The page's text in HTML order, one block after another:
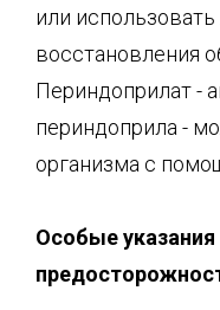
или
восстановления
Периндоприлат -
периндоприла -
организма с
Особые